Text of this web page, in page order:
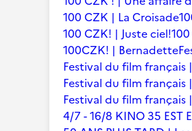
100 CZK | La Croisade
100 CZK! | Juste ciel!
100CZK! | Bernadette
Festival du film français
Festival du film
Festival du film français
4/7 - 16/8 KINO 35 EST